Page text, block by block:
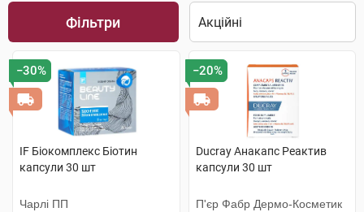
Фільтри
−30%
IF Біокомплекс Біотин
капсули 30 шт
Чарлі ПП
−20%
Ducray Анакапс Реактив
капсули 30 шт
П'єр Фабр Дермо-Косметик